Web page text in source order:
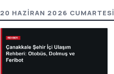
20 HAZIRAN 2026 CUMARTESI